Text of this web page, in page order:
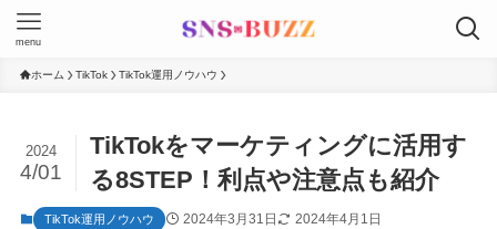
menu
ホーム TikTok TikTok運用ノウハウ
TikTokをマーケティングに活用す
る8STEP！利点や注意点も紹介
2024
4/01
TikTok運用ノウハウ 2024年3月31日 2024年4月1日